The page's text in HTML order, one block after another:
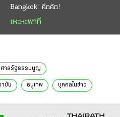
Bangkok” คึกคัก!
เหะหะพาที
ศาล​รัฐธรรมนูญ
บัน ธนูเทพ บุคคลในข่าว